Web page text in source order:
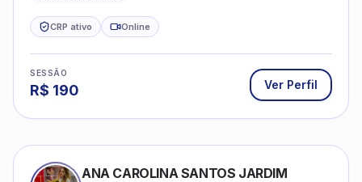
CRP ativo Online
SESSÃO
R$ 190 Ver Perfil
ANA CAROLINA SANTOS JARDIM